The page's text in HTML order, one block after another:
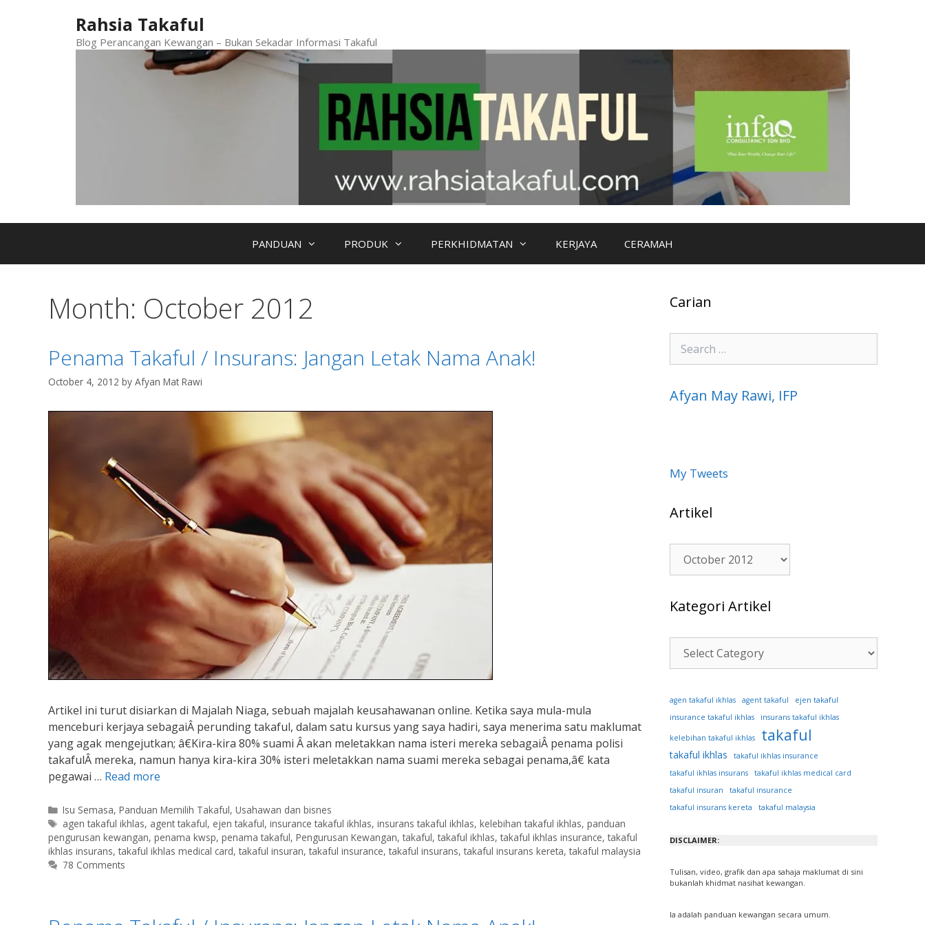
Rahsia Takaful
Blog Perancangan Kewangan – Bukan Sekadar Informasi Takaful
PANDUAN PRODUK PERKHIDMATAN KERJAYA CERAMAH
Month: October 2012
Penama Takaful / Insurans: Jangan Letak Nama Anak!
October 4, 2012 by Afyan Mat Rawi
Artikel ini turut disiarkan di Majalah Niaga, sebuah majalah keusahawanan online. Ketika saya mula-mula
menceburi kerjaya sebagaiÂ perunding takaful, dalam satu kursus yang saya hadiri, saya menerima satu maklumat
yang agak mengejutkan; â€Kira-kira 80% suami Â akan meletakkan nama isteri mereka sebagaiÂ penama polisi
takafulÂ mereka, namun hanya kira-kira 30% isteri meletakkan nama suami mereka sebagai penama,â€ kata
pegawai … Read more
Categories
Isu Semasa, Panduan Memilih Takaful, Usahawan dan bisnes
Tags
agen takaful ikhlas, agent takaful, ejen takaful, insurance takaful ikhlas, insurans takaful ikhlas, kelebihan takaful ikhlas, panduan
pengurusan kewangan, penama kwsp, penama takaful, Pengurusan Kewangan, takaful, takaful ikhlas, takaful ikhlas insurance, takaful
ikhlas insurans, takaful ikhlas medical card, takaful insuran, takaful insurance, takaful insurans, takaful insurans kereta, takaful malaysia
78 Comments
Carian
Search
for:
Afyan May Rawi, IFP
My Tweets
Artikel
Artikel
Kategori Artikel
Kategori
Artikel
agen takaful ikhlas agent takaful ejen takaful
insurance takaful ikhlas insurans takaful ikhlas
kelebihan takaful ikhlas takaful
takaful ikhlas
takaful ikhlas insurance
takaful ikhlas insurans
takaful ikhlas medical card
takaful insuran
takaful insurance
takaful insurans kereta
takaful malaysia
DISCLAIMER:
Tulisan, video, grafik dan apa sahaja maklumat di sini
bukanlah khidmat nasihat kewangan.
Ia adalah panduan kewangan secara umum.